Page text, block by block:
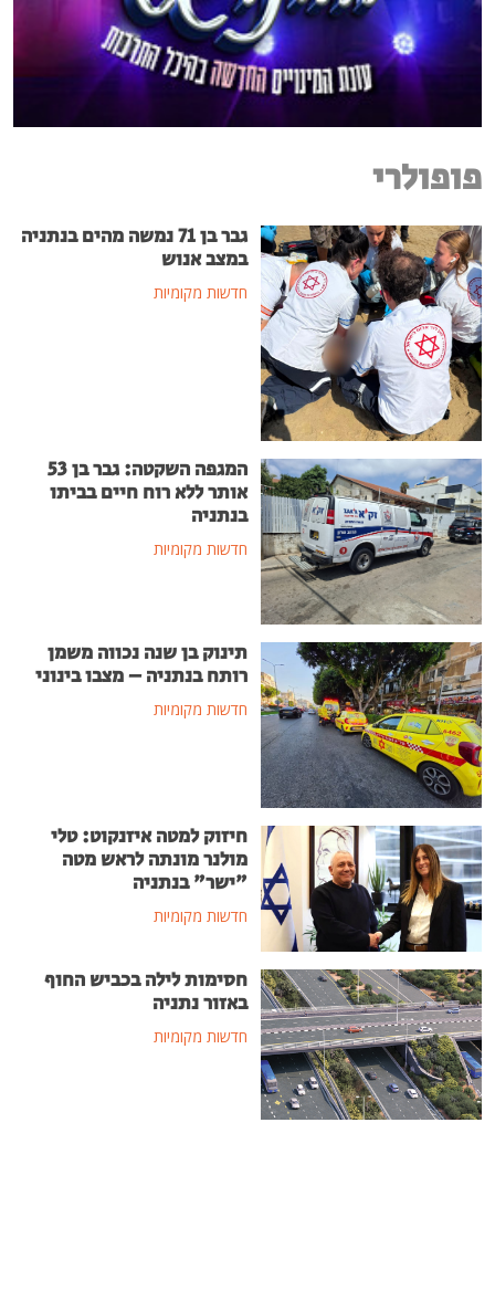
פופולרי
גבר בן 71 נמשה מהים בנתניה
במצב אנוש
חדשות מקומיות
המגפה השקטה: גבר בן 53
אותר ללא רוח חיים בביתו
בנתניה
חדשות מקומיות
תינוק בן שנה נכווה משמן
רותח בנתניה – מצבו בינוני
חדשות מקומיות
חיזוק למטה איזנקוט: טלי
מולנר מונתה לראש מטה
"ישר" בנתניה
חדשות מקומיות
חסימות לילה בכביש החוף
באזור נתניה
חדשות מקומיות